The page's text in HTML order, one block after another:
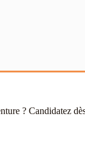
? Candidatez